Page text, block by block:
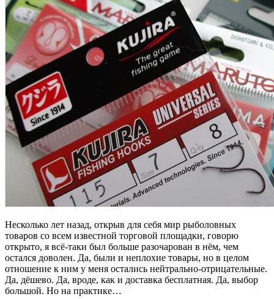
Несколько лет назад, открыв для себя мир рыболовных
товаров со всем известной торговой площадки, говорю
открыто, я всё-таки был больше разочарован в нём, чем
остался доволен. Да, были и неплохие товары, но в целом
отношение к ним у меня остались нейтрально-отрицательные.
Да, дёшево. Да, вроде, как и доставка бесплатная. Да, выбор
большой. Но на практике…